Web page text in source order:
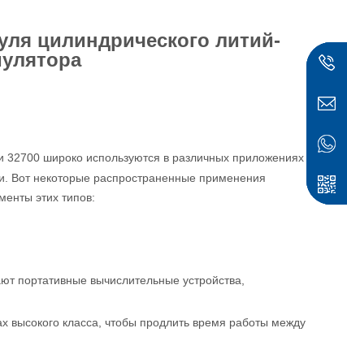
цилиндрического литий-
32700 широко используются в различных приложениях
Вот некоторые распространенные применения
этих типов:
портативные вычислительные устройства,
класса, чтобы продлить время работы между